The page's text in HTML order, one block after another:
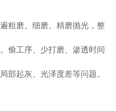
粗磨、细磨、精磨抛光，整
偷工序、少打磨、渗透时间
部起灰、光泽度差等问题。